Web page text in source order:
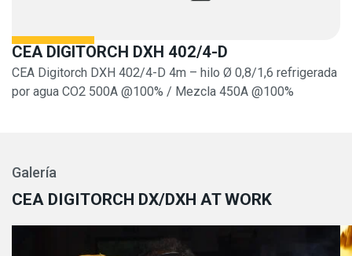
CEA DIGITORCH DXH 402/4-D
CEA Digitorch DXH 402/4-D 4m – hilo Ø 0,8/1,6 refrigerada
por agua CO2 500A @100% / Mezcla 450A @100%
Galería
CEA DIGITORCH DX/DXH AT WORK